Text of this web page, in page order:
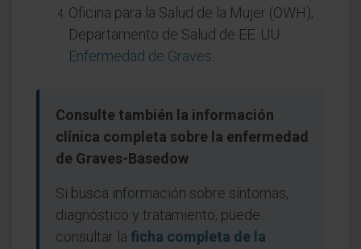
Oficina para la Salud de la Mujer (OWH),
Departamento de Salud de EE. UU.
Enfermedad de Graves
Consulte también la información
clínica completa sobre la enfermedad
de Graves-Basedow
Si busca información sobre síntomas,
diagnóstico y tratamiento, puede
consultar la ficha completa de la